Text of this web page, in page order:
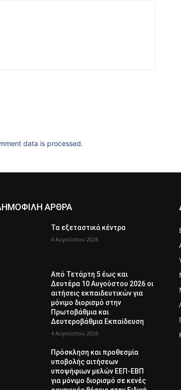
data is processed.
ΑΡΘΡΑ
Τα εξεταστικά κέντρα
4 Αυγούστου 2026
Από Τετάρτη 5 έως και
Δευτέρα 10 Αυγούστου 2026 οι
αιτήσεις εκπαιδευτικών για
μόνιμο διορισμό στην
Πρωτοβάθμια και
Δευτεροβάθμια Εκπαίδευση
4 Αυγούστου 2026
Πρόσκληση και προθεσμία
υποβολής αιτήσεων
υποψήφιων μελών ΕΕΠ-ΕΒΠ
για μόνιμο διορισμό σε κενές